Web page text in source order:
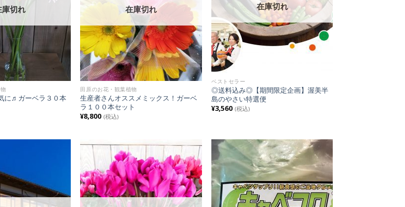
庫切れ
に♬ガーベラ３０本
在庫切れ
田原のお花・観葉植物
生産者さんオススメミックス！ガーベ
ラ１００本セット
¥8,800 (税込)
在庫切れ
ベストセラー
◎送料込み◎【期間限定企画】渥美半
島のやさい特選便
¥3,560 (税込)
Wishlist
Add to
Wishlist
Add to
Wishlist